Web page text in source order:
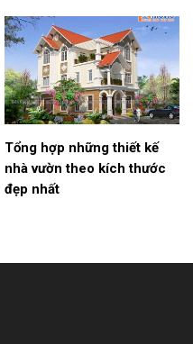
Tổng hợp những thiết kế
nhà vườn theo kích thước
đẹp nhất